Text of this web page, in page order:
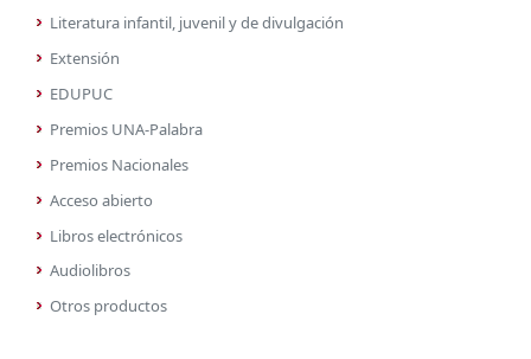
Literatura infantil, juvenil y de divulgación
Extensión
EDUPUC
Premios UNA-Palabra
Premios Nacionales
Acceso abierto
Libros electrónicos
Audiolibros
Otros productos